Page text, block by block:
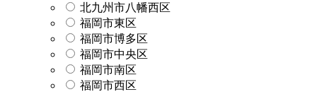
北九州市八幡西区
福岡市東区
福岡市博多区
福岡市中央区
福岡市南区
福岡市西区